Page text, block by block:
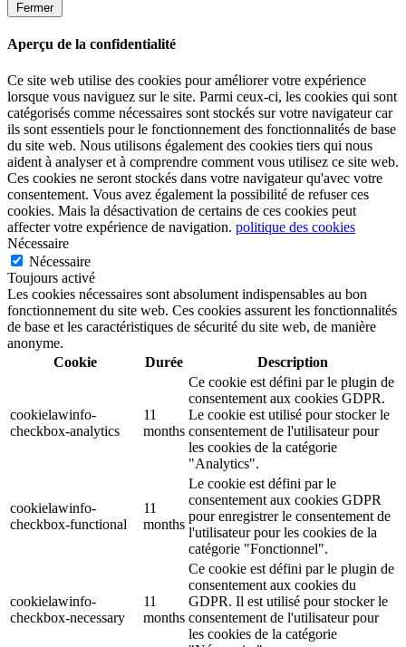
Fermer
Aperçu de la confidentialité
Ce site web utilise des cookies pour améliorer votre expérience
lorsque vous naviguez sur le site. Parmi ceux-ci, les cookies qui sont
catégorisés comme nécessaires sont stockés sur votre navigateur car
ils sont essentiels pour le fonctionnement des fonctionnalités de base
du site web. Nous utilisons également des cookies tiers qui nous
aident à analyser et à comprendre comment vous utilisez ce site web.
Ces cookies ne seront stockés dans votre navigateur qu'avec votre
consentement. Vous avez également la possibilité de refuser ces
cookies. Mais la désactivation de certains de ces cookies peut
affecter votre expérience de navigation. politique des cookies
Nécessaire
Nécessaire
Toujours activé
Les cookies nécessaires sont absolument indispensables au bon
fonctionnement du site web. Ces cookies assurent les fonctionnalités
de base et les caractéristiques de sécurité du site web, de manière
anonyme.
Cookie
Durée Description
cookielawinfo-
checkbox-analytics
11
months
Ce cookie est défini par le plugin de
consentement aux cookies GDPR.
Le cookie est utilisé pour stocker le
consentement de l'utilisateur pour
les cookies de la catégorie
"Analytics".
cookielawinfo-
checkbox-functional
11
months
Le cookie est défini par le
consentement aux cookies GDPR
pour enregistrer le consentement de
l'utilisateur pour les cookies de la
catégorie "Fonctionnel".
cookielawinfo-
checkbox-necessary
11
months
Ce cookie est défini par le plugin de
consentement aux cookies du
GDPR. Il est utilisé pour stocker le
consentement de l'utilisateur pour
les cookies de la catégorie